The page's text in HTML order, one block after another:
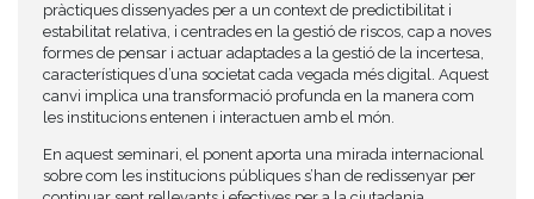
pràctiques dissenyades per a un context de predictibilitat i
estabilitat relativa, i centrades en la gestió de riscos, cap a noves
formes de pensar i actuar adaptades a la gestió de la incertesa,
característiques d’una societat cada vegada més digital. Aquest
canvi implica una transformació profunda en la manera com
les institucions entenen i interactuen amb el món.
En aquest seminari, el ponent aporta una mirada internacional
sobre com les institucions públiques s’han de redissenyar per